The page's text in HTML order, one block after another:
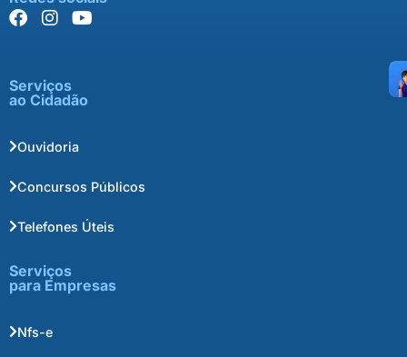
Serviços
ao Cidadão
Ouvidoria
Concursos Públicos
Telefones Úteis
Serviços
para Empresas
Nfs-e